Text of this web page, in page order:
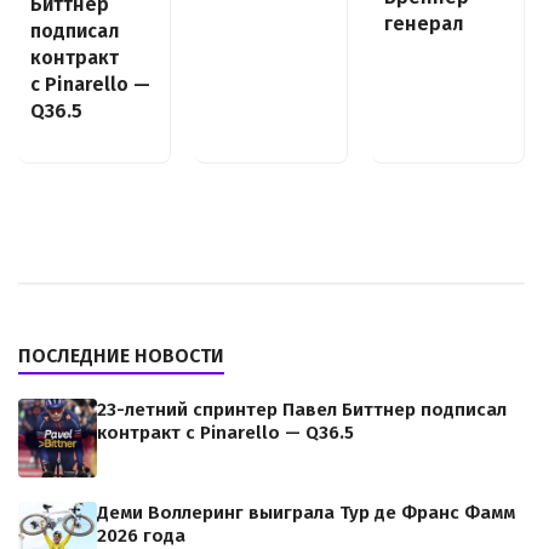
подписал
контракт
с Pinarello —
Q36.5
генерал
ПОСЛЕДНИЕ НОВОСТИ
23-летний спринтер Павел Биттнер подписал
контракт с Pinarello — Q36.5
Деми Воллеринг выиграла Тур де Франс Фамм
2026 года